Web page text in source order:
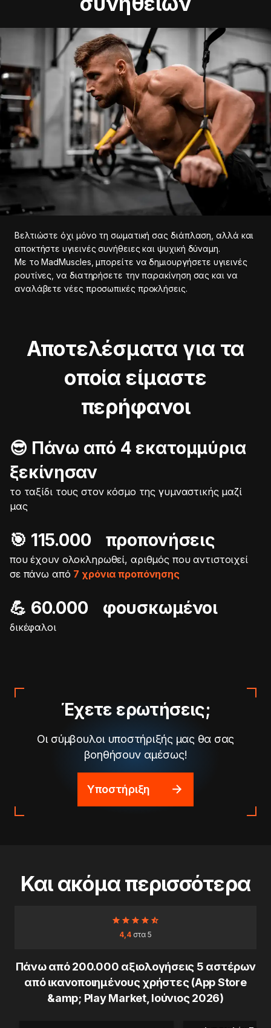
Βελτιώστε όχι μόνο τη σωματική σας διάπλαση, αλλά και
αποκτήστε υγιεινές συνήθειες και ψυχική δύναμη.
Με το MadMuscles, μπορείτε να δημιουργήσετε υγιεινές
ρουτίνες, να διατηρήσετε την παρακίνηση σας και να
αναλάβετε νέες προσωπικές προκλήσεις.
Αποτελέσματα για τα
οποία είμαστε
περήφανοι
😎 Πάνω από 4 εκατομμύρια
ξεκίνησαν
το ταξίδι τους στον κόσμο της γυμναστικής μαζί
μας
🎯️ 115.000 προπονήσεις
που έχουν ολοκληρωθεί, αριθμός που αντιστοιχεί
σε πάνω από 7 χρόνια προπόνησης
💪 60.000 φουσκωμένοι
δικέφαλοι
Έχετε ερωτήσεις;
Οι σύμβουλοι υποστήριξής μας θα σας
βοηθήσουν αμέσως!
Υποστήριξη
Και ακόμα περισσότερα
4,4στα 5
Πάνω από 200.000 αξιολογήσεις 5 αστέρων
από ικανοποιημένους χρήστες (App Store
&amp; Play Market, Ιούνιος 2026)